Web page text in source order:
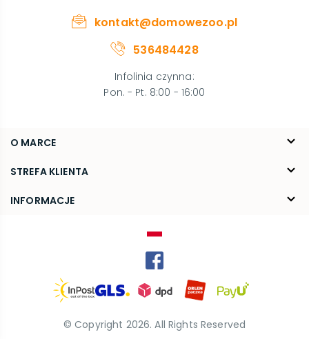
O MARCE
O nas
Blog
STREFA KLIENTA
FAQ
INFORMACJE
kontakt@domowezoo.pl
536484428
Infolinia czynna:
Pon. - Pt. 8:00 - 16:00
© Copyright 2026. All Rights Reserved